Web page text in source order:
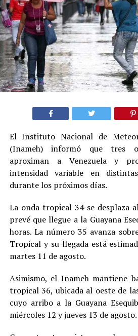
El Instituto Nacional de
(Inameh) informó que tres
aproximan a Venezuela y
intensidad variable en
durante los próximos días.
La onda tropical 34 se desplaza
prevé que llegue a la Guayana
horas. La número 35 avanza
Tropical y su llegada está
martes 11 de agosto.
Asimismo, el Inameh mantiene
tropical 36, ubicada al oeste de
cuyo arribo a la Guayana
miércoles 12 y jueves 13 de agosto.